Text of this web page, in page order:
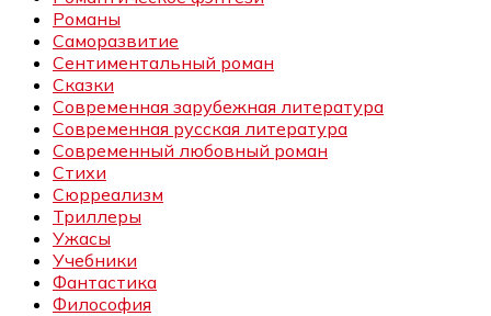
Романы
Саморазвитие
Сентиментальный роман
Сказки
Современная зарубежная литература
Современная русская литература
Современный любовный роман
Стихи
Сюрреализм
Триллеры
Ужасы
Учебники
Фантастика
Философия